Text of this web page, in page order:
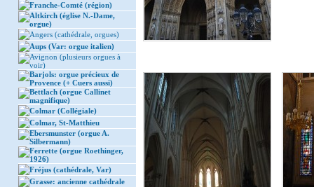
Franche-Comté (région)
Altkirch (église N.-Dame,
orgue)
Angers (cathédrale, orgues)
Aups (Var: orgue italien)
Avignon (plusieurs orgues à
voir)
Barjols: orgue précieux de
Provence (+ Cuers aussi)
Bettlach (orgue Callinet
magnifique)
Colmar (Collégiale)
Colmar, St-Matthieu
Ebersmunster (orgue A.
Silbermann)
Ferrette (orgue Roethinger,
1926)
Fréjus (cathédrale, Var)
Grasse: ancienne cathédrale